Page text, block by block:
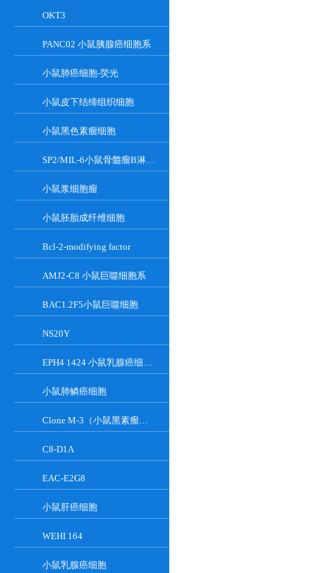
OKT3
PANC02 小鼠胰腺癌细胞系
小鼠肺癌细胞-荧光
小鼠皮下结缔组织细胞
小鼠黑色素瘤细胞
SP2/MIL-6小鼠骨髓瘤B淋巴悬浮细胞系
小鼠浆细胞瘤
小鼠胚胎成纤维细胞
Bcl-2-modifying factor
AMJ2-C8 小鼠巨噬细胞系
BAC1.2F5小鼠巨噬细胞
NS20Y
EPH4 1424 小鼠乳腺癌细胞系
小鼠肺鳞癌细胞
Clone M-3（小鼠黑素瘤细胞）
C8-D1A
EAC-E2G8
小鼠肝癌细胞
WEHI 164
小鼠乳腺癌细胞